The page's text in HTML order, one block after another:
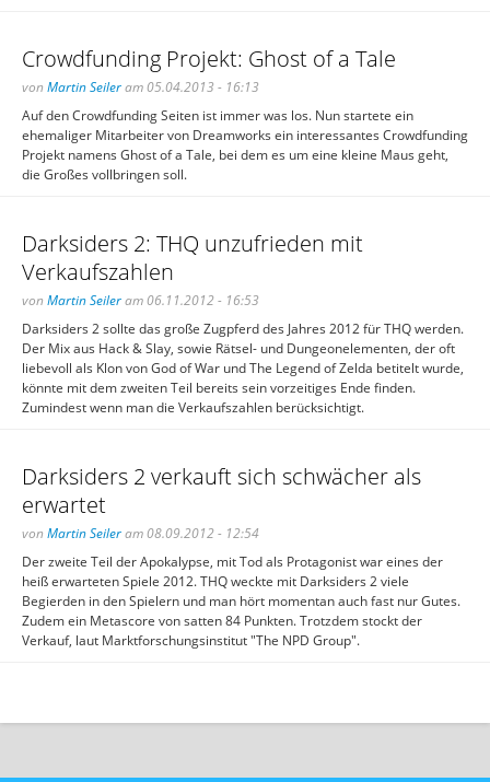
Crowdfunding Projekt: Ghost of a Tale
von Martin Seileram 05.04.2013 - 16:13
Auf den Crowdfunding Seiten ist immer was los. Nun startete ein
ehemaliger Mitarbeiter von Dreamworks ein interessantes Crowdfunding
Projekt namens Ghost of a Tale, bei dem es um eine kleine Maus geht,
die Großes vollbringen soll.
Darksiders 2: THQ unzufrieden mit
Verkaufszahlen
von Martin Seileram 06.11.2012 - 16:53
Darksiders 2 sollte das große Zugpferd des Jahres 2012 für THQ werden.
Der Mix aus Hack & Slay, sowie Rätsel- und Dungeonelementen, der oft
liebevoll als Klon von God of War und The Legend of Zelda betitelt wurde,
könnte mit dem zweiten Teil bereits sein vorzeitiges Ende finden.
Zumindest wenn man die Verkaufszahlen berücksichtigt.
Darksiders 2 verkauft sich schwächer als
erwartet
von Martin Seileram 08.09.2012 - 12:54
Der zweite Teil der Apokalypse, mit Tod als Protagonist war eines der
heiß erwarteten Spiele 2012. THQ weckte mit Darksiders 2 viele
Begierden in den Spielern und man hört momentan auch fast nur Gutes.
Zudem ein Metascore von satten 84 Punkten. Trotzdem stockt der
Verkauf, laut Marktforschungsinstitut "The NPD Group".